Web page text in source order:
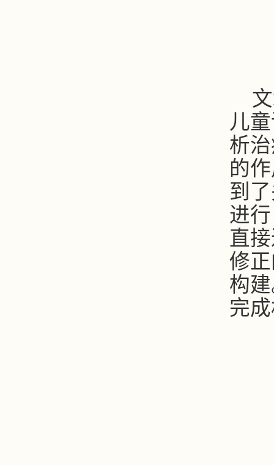
儿
析
的
到
进
直
修
构
完